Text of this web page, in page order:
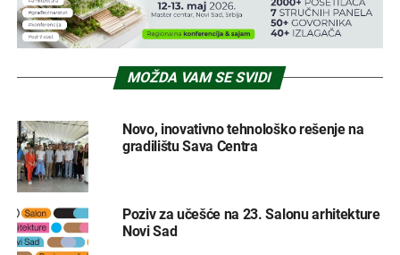
MOŽDA VAM SE SVIDI
Novo, inovativno tehnološko rešenje na
gradilištu Sava Centra
Poziv za učešće na 23. Salonu arhitekture
Novi Sad